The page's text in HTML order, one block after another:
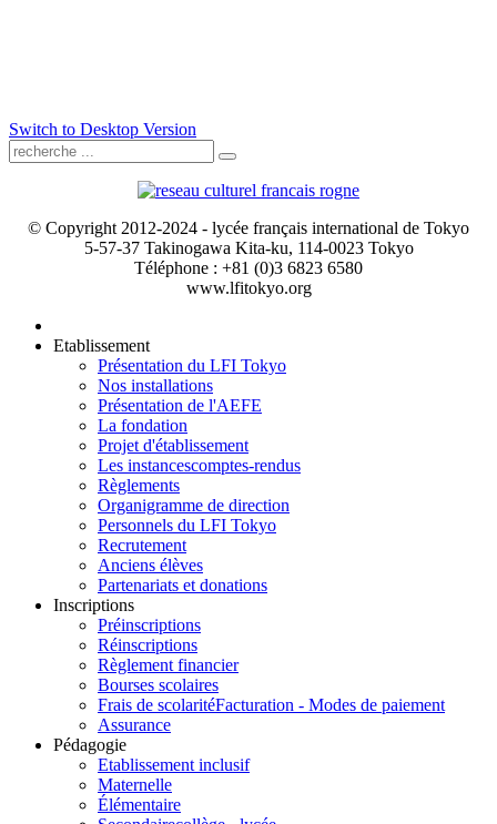
Switch to Desktop Version
© Copyright 2012-2024 - lycée français international de Tokyo
5-57-37 Takinogawa Kita-ku, 114-0023 Tokyo
Téléphone : +81 (0)3 6823 6580
www.lfitokyo.org
Etablissement
Présentation du LFI Tokyo
Nos installations
Présentation de l'AEFE
La fondation
Projet d'établissement
Les instancescomptes-rendus
Règlements
Organigramme de direction
Personnels du LFI Tokyo
Recrutement
Anciens élèves
Partenariats et donations
Inscriptions
Préinscriptions
Réinscriptions
Règlement financier
Bourses scolaires
Frais de scolaritéFacturation - Modes de paiement
Assurance
Pédagogie
Etablissement inclusif
Maternelle
Élémentaire